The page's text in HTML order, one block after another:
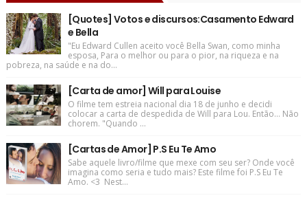
[Quotes] Votos e discursos:Casamento Edward
e Bella
"Eu Edward Cullen aceito você Bella Swan, como minha
esposa, Para o melhor ou para o pior, na riqueza e na
pobreza, na saúde e na do...
[Carta de amor] Will para Louise
O filme tem estreia nacional dia 18 de junho e decidi
colocar a carta de despedida de Will para Lou. Então... Não
chorem. "Quando ...
[Cartas de Amor] P.S Eu Te Amo
Sabe aquele livro/filme que mexe com seu ser? Onde você
imagina como seria e tudo mais? Este filme foi P.S Eu Te
Amo. <3 Nest...